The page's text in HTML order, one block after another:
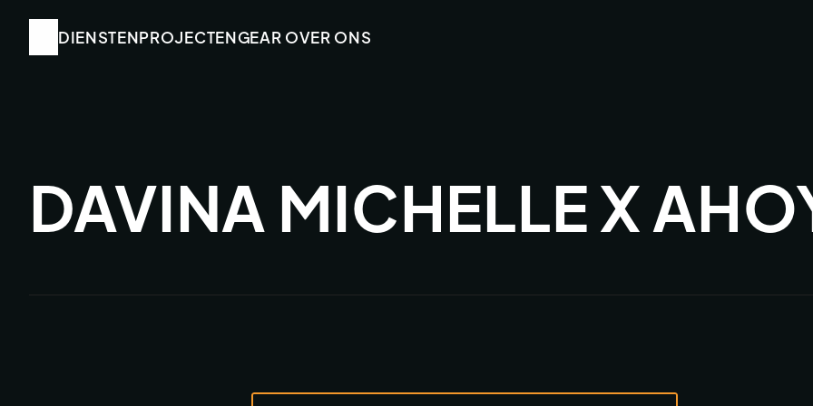
DIENSTENPROJECTENGEAR OVER ONS
DIENSTENPROJECTENGEAR OVER ONS
DAVINA MICHELLE X